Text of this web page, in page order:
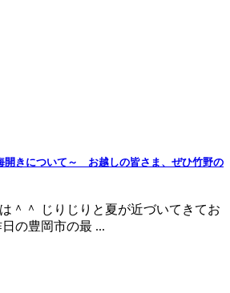
きについて～ お越しの皆さま、ぜひ竹野の
＾＾ じりじりと夏が近づいてきてお
の豊岡市の最 ...